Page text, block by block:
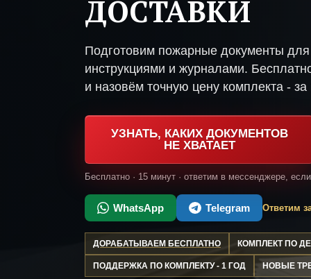
ДОСТАВКИ
Подготовим пожарные документы
инструкциями и журналами.
и назовём точную цену комплекта - за
УЗНАТЬ, КАКИХ ДОКУМЕНТОВ
НЕ ХВАТАЕТ
Бесплатно · 15 минут · ответим в мессенджере,
WhatsApp Telegram Ответим
ДОРАБАТЫВАЕМ БЕСПЛАТНО КОМПЛЕКТ ПО
ПОДДЕРЖКА ПО КОМПЛЕКТУ - 1 ГОД НОВЫЕ